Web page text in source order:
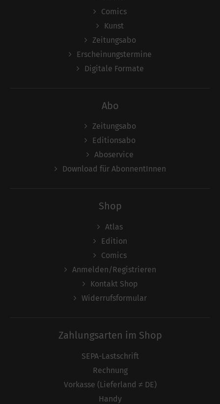
Comics
Kunst
Zeitungsabo
Erscheinungstermine
Digitale Formate
Abo
Zeitungsabo
Editionsabo
Aboservice
Download für AbonnentInnen
Shop
Atlas
Edition
Comics
Anmelden/Registrieren
Kontakt Shop
Widerrufsformular
Zahlungsarten im Shop
SEPA-Lastschrift
Rechnung
Vorkasse (Lieferland ≠ DE)
Handy